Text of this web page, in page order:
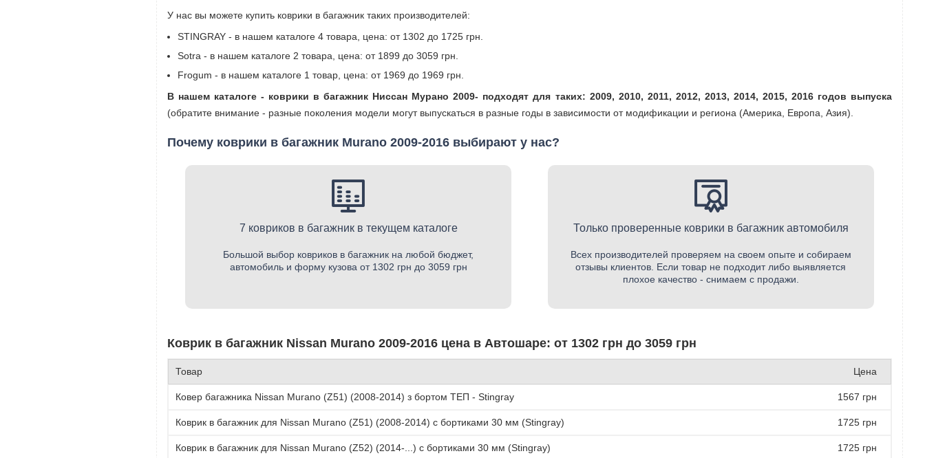
У нас вы можете купить коврики в багажник таких производителей:
STINGRAY - в нашем каталоге 4 товара, цена: от 1302 до 1725 грн.
Sotra - в нашем каталоге 2 товара, цена: от 1899 до 3059 грн.
Frogum - в нашем каталоге 1 товар, цена: от 1969 до 1969 грн.
В нашем каталоге - коврики в багажник Ниссан Мурано 2009- подходят для таких: 2009, 2010, 2011, 2012, 2013, 2014, 2015, 2016 годов выпуска
(обратите внимание - разные поколения модели могут выпускаться в разные годы в зависимости от модификации и региона (Америка, Европа, Азия).
Почему коврики в багажник Murano 2009-2016 выбирают у нас?
7 ковриков в багажник в текущем каталоге
Большой выбор ковриков в багажник на любой бюджет,
автомобиль и форму кузова от 1302 грн до 3059 грн
Только проверенные коврики в багажник автомобиля
Всех производителей проверяем на своем опыте и собираем
отзывы клиентов. Если товар не подходит либо выявляется
плохое качество - снимаем с продажи.
Коврик в багажник Nissan Murano 2009-2016 цена в Автошаре: от 1302 грн до 3059 грн
Товар Цена
Ковер багажника Nissan Murano (Z51) (2008-2014) з бортом ТЕП - Stingray 1567 грн
Коврик в багажник для Nissan Murano (Z51) (2008-2014) с бортиками 30 мм (Stingray) 1725 грн
Коврик в багажник для Nissan Murano (Z52) (2014-...) с бортиками 30 мм (Stingray) 1725 грн